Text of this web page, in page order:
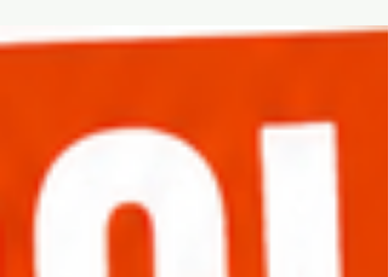
Enfumage organisé